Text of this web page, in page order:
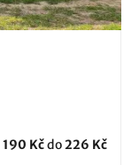
190 Kčdo226 Kč